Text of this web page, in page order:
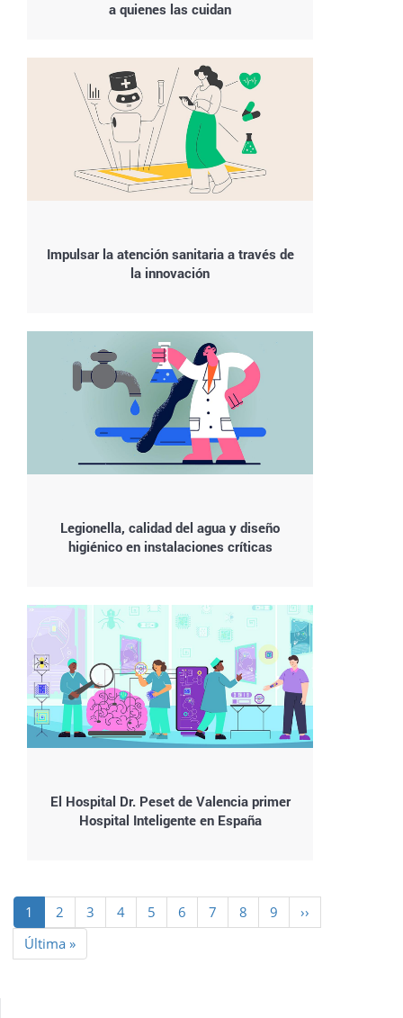
a quienes las cuidan
Impulsar la atención sanitaria a través de
la innovación
Legionella, calidad del agua y diseño
higiénico en instalaciones críticas
El Hospital Dr. Peset de Valencia primer
Hospital Inteligente en España
Paginación
Página
actual
1 Page
2 Page
3 Page
4 Page
5 Page
6 Page
7 Page
8 Page
9
Siguiente
página
››
Última
página
Última »